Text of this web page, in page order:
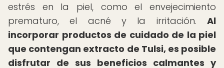
estrés en la piel, como el envejecimiento
prematuro, el acné y la irritación. Al
incorporar productos de cuidado de la piel
que contengan extracto de Tulsi, es posible
disfrutar de sus beneficios calmantes y